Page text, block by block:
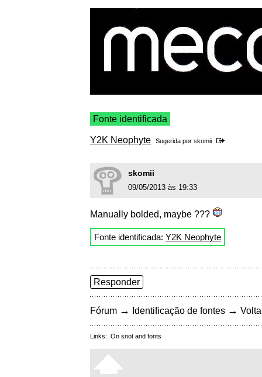
Fonte identificada
Y2K Neophyte Sugerida por skomii
skomii
09/05/2013 às 19:33
Manually bolded, maybe ???
Fonte identificada: Y2K Neophyte
Responder
Fórum → Identificação de fontes →
Links: On snot and fonts